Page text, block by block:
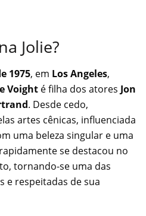
Jolie?
1975, em Los Angeles,
Voight é filha dos atores Jon
. Desde cedo,
artes cênicas, influenciada
uma beleza singular e uma
se destacou no
tornando-se uma das
e respeitadas de sua